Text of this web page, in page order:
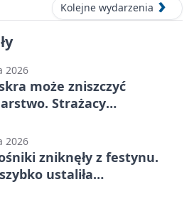
Kolejne wydarzenia
2026
może zniszczyć
Strażacy
2026
zniknęły z festynu.
ustaliła